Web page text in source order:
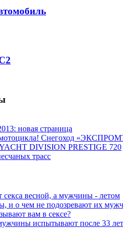
новая страница
мотоцикла! Снегоход
DIVISION PRESTIGE 720
трасс
весной, а мужчины - летом
и о чем не подозревают их
вам в сексе?
испытывают после 33 лет